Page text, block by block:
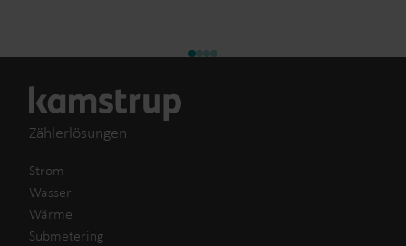
Zählerlösungen
Strom
Wasser
Wärme
Submetering